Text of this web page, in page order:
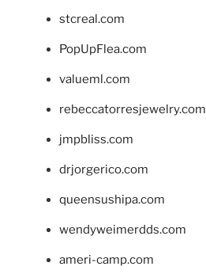
stcreal.com
PopUpFlea.com
valueml.com
rebeccatorresjewelry.com
jmpbliss.com
drjorgerico.com
queensushipa.com
wendyweimerdds.com
ameri-camp.com